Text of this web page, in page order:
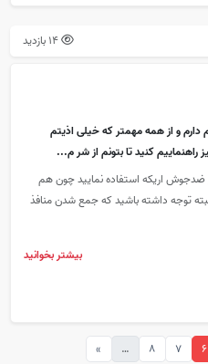
14 بازدید
و از همه مهمتر که خیلی اذیتم
کنید تا بتونم از شر م...
ضدجوش اریکه استفاده نمایید چون هم
توجه داشته باشید که جمع شدن منافذ
بیشتر بخوانید
6
7
8
…
»